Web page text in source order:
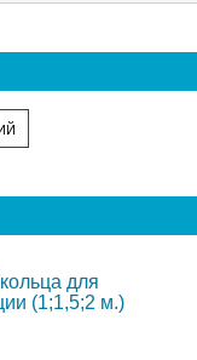
для
(1;1,5;2 м.)